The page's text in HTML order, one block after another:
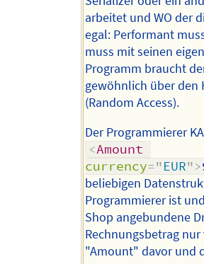
arbeitet und WO der
egal: Performant
muss mit seinen
Programm braucht
gewöhnlich über den
(Random Access).
Der Programmierer
<Amount
currency="EUR">
beliebigen
Programmierer ist
Shop angebundene
Rechnungsbetrag
"Amount" davor und